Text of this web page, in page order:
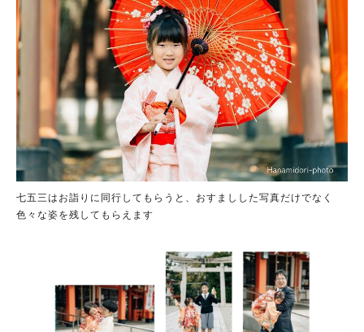
七五三はお詣りに同行してもらうと、おすましした写真だけでなく
色々な姿を残してもらえます